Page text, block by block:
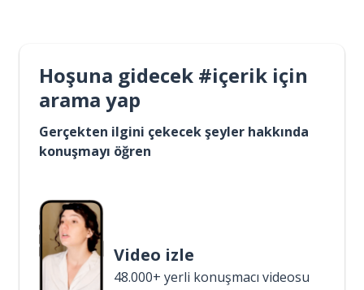
Hoşuna gidecek #içerik için
arama yap
Gerçekten ilgini çekecek şeyler hakkında
konuşmayı öğren
Video izle
48.000+ yerli konuşmacı videosu